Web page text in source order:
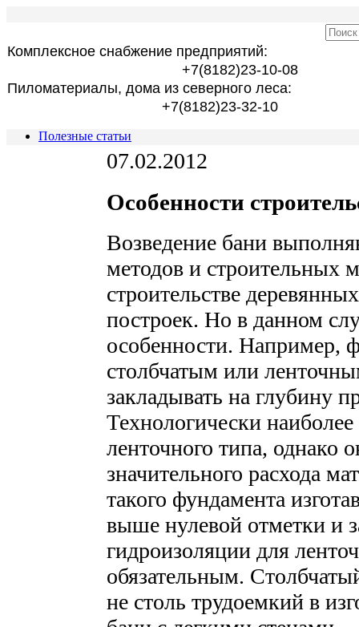
Комплексное снабжение предприятий:
+7(8182)23-10-08
Пиломатериалы, дома из северного леса:
+7(8182)23-32-10
Полезные статьи
07.02.2012
Особенности
Возведение бани
методов и строительных
строительстве
построек. Но в данном
особенности. Например,
столбчатым или
закладывать на глубину
Технологически
ленточного типа, однако
значительного расхода
такого фундамента
выше нулевой отметки и
гидроизоляции для
обязательным.
не столь трудоемкий в